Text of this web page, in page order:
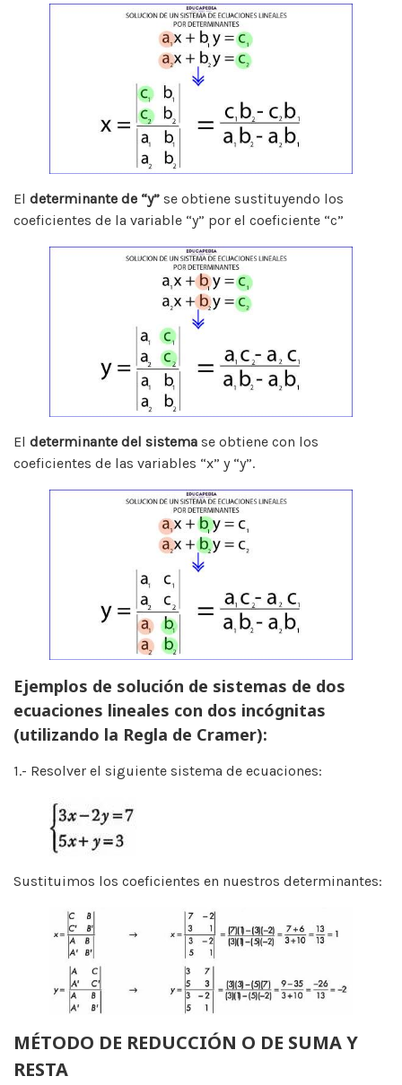
El determinante de “y” se obtiene sustituyendo los
coeficientes de la variable “y” por el coeficiente “c”
El determinante del sistema se obtiene con los
coeficientes de las variables “x” y “y”.
Ejemplos de solución de sistemas de dos
ecuaciones lineales con dos incógnitas
(utilizando la Regla de Cramer):
1.- Resolver el siguiente sistema de ecuaciones:
Sustituimos los coeficientes en nuestros determinantes:
MÉTODO DE REDUCCIÓN O DE SUMA Y
RESTA